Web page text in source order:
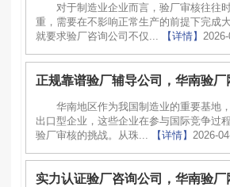
对于制造业企业而言，验厂审核往往
重，需要在不影响正常生产的前提下完成
就要求验厂咨询公司不仅...
【详情】
正规靠谱验厂辅导公司，华南验厂
华南地区作为我国制造业的重要基地
出口型企业，这些企业在参与国际竞争过
验厂审核的挑战。从珠...
【详情】 2026-
实力认证验厂咨询公司，华南验厂